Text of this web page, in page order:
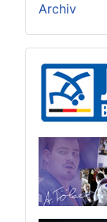
Archiv